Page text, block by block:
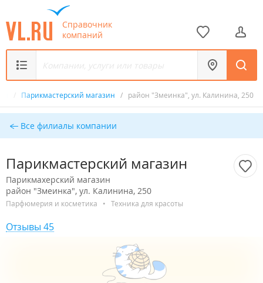
Справочник
компаний
/ Парикмастерский магазин / район "Змеинка", ул. Калинина, 250
Все филиалы компании
Парикмастерский магазин
Парикмахерский магазин
район "Змеинка", ул. Калинина, 250
Парфюмерия и косметика • Техника для красоты
Отзывы 45